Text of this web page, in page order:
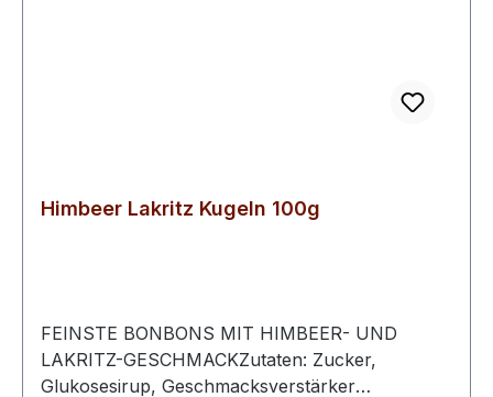
Himbeer Lakritz Kugeln 100g
FEINSTE BONBONS MIT HIMBEER- UND
LAKRITZ-GESCHMACKZutaten: Zucker,
Glukosesirup, Geschmacksverstärker